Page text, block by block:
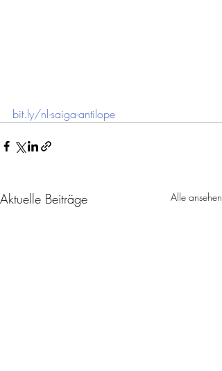
bit.ly/nl-saiga-antilope
Aktuelle Beiträge Alle ansehen